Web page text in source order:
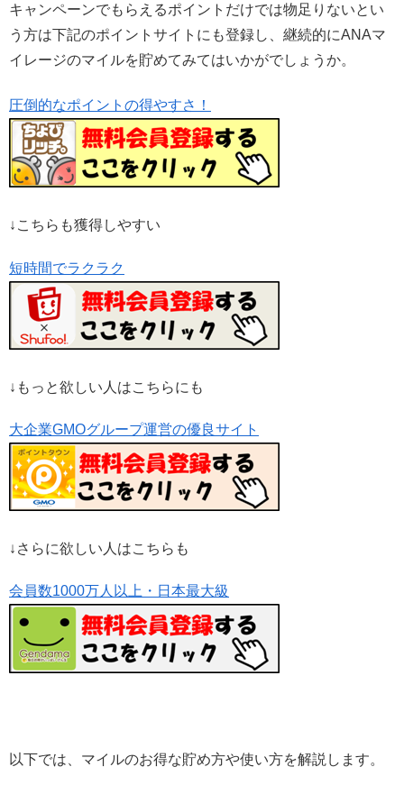
キャンペーンでもらえるポイントだけでは物足りないとい
う方は下記のポイントサイトにも登録し、継続的にANAマ
イレージのマイルを貯めてみてはいかがでしょうか。
圧倒的なポイントの得やすさ！
↓こちらも獲得しやすい
短時間でラクラク
↓もっと欲しい人はこちらにも
大企業GMOグループ運営の優良サイト
↓さらに欲しい人はこちらも
会員数1000万人以上・日本最大級
以下では、マイルのお得な貯め方や使い方を解説します。